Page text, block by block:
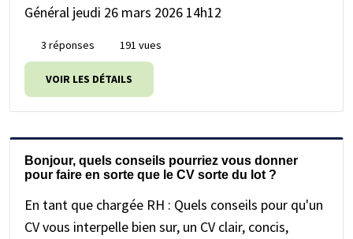
Général jeudi 26 mars 2026 14h12
3 réponses 191 vues
VOIR LES DÉTAILS
Bonjour, quels conseils pourriez vous donner
pour faire en sorte que le CV sorte du lot ?
En tant que chargée RH : Quels conseils pour qu'un
CV vous interpelle bien sur, un CV clair, concis,